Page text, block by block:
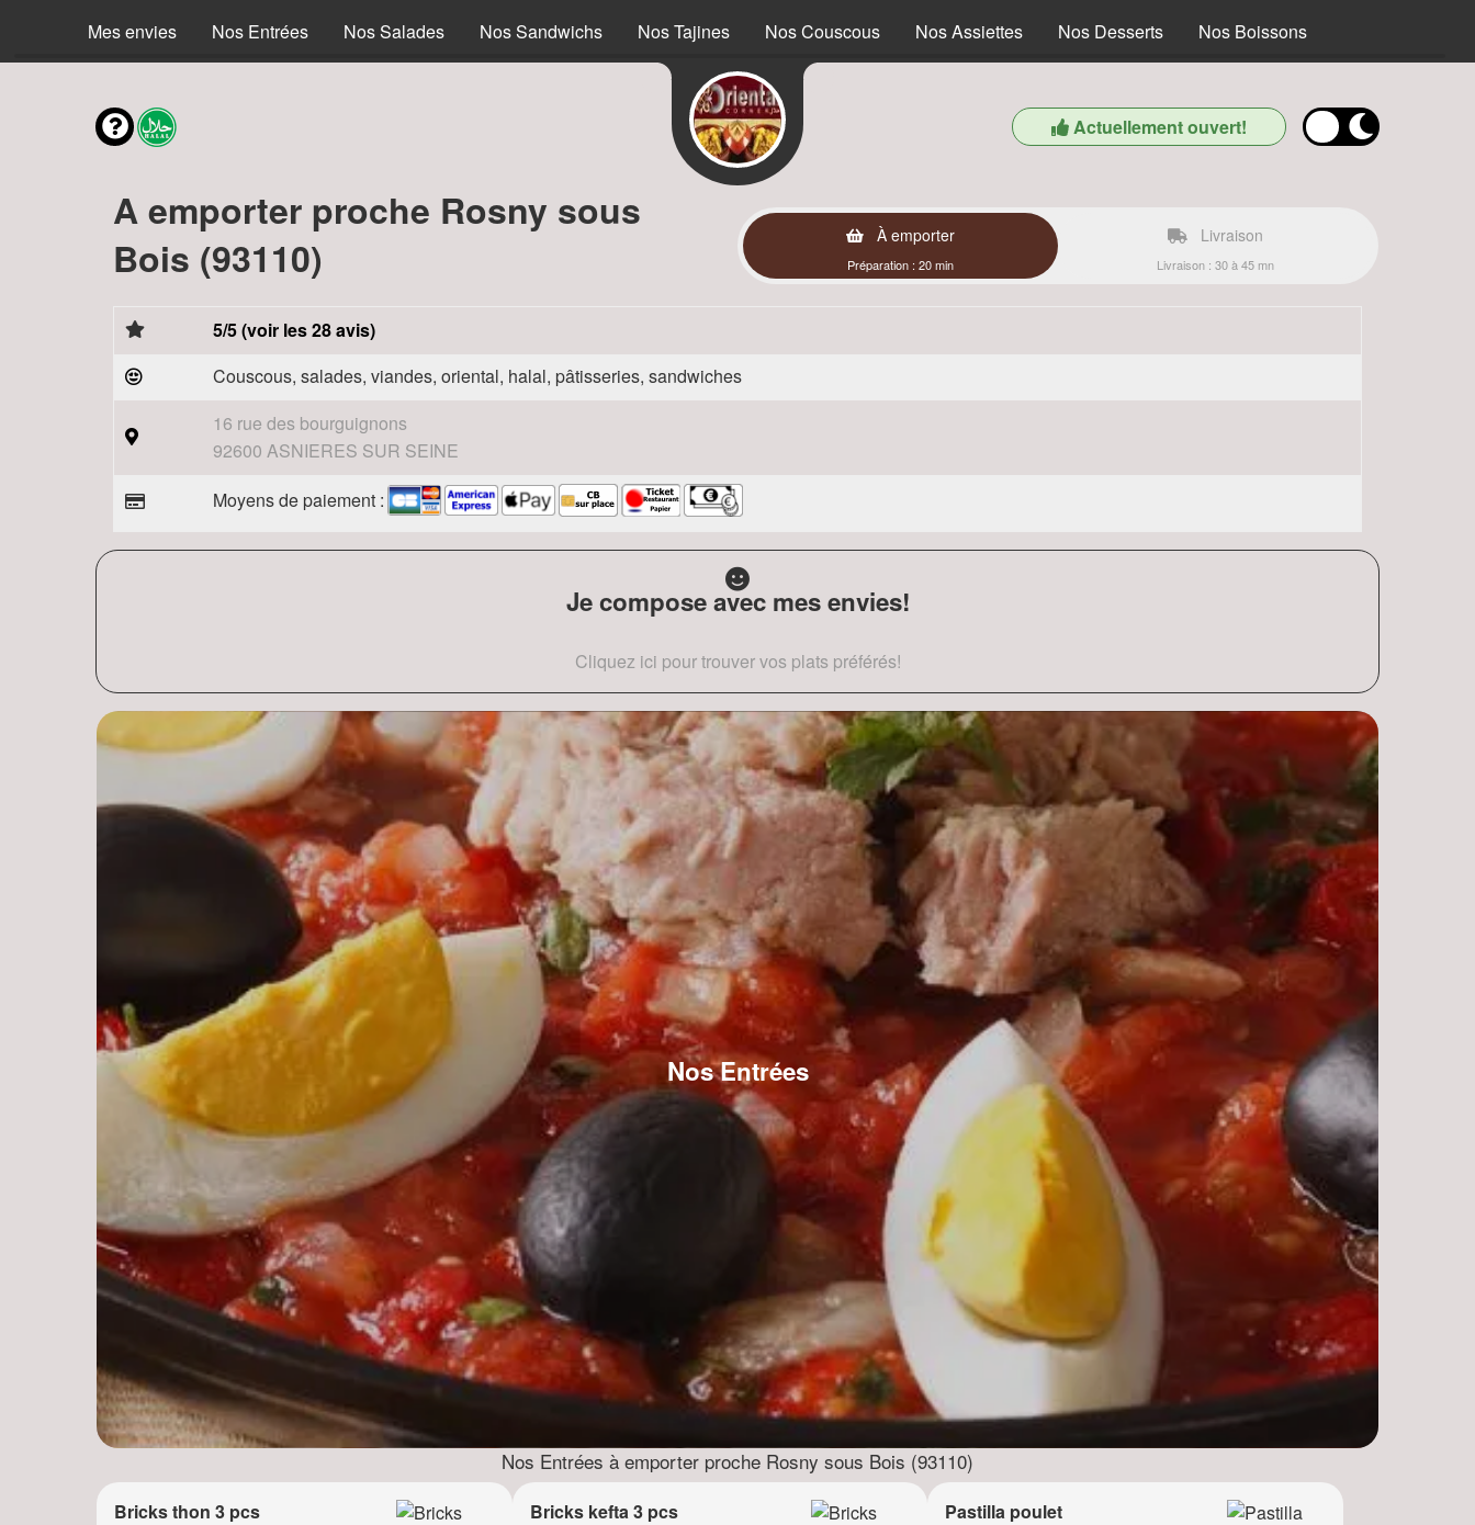
Mes envies Nos Entrées Nos Salades Nos Sandwichs Nos Tajines Nos Couscous Nos Assiettes Nos Desserts Nos Boissons
Actuellement ouvert!
A emporter proche Rosny sous
Bois (93110)
À emporter
Préparation : 20 min
Livraison
Livraison : 30 à 45 mn
5/5 (voir les 28 avis)
Couscous, salades, viandes, oriental, halal, pâtisseries, sandwiches
16 rue des bourguignons
92600 ASNIERES SUR SEINE
Moyens de paiement :
Je compose avec mes envies!
Cliquez ici pour trouver vos plats préférés!
Nos Entrées
Nos Entrées à emporter proche Rosny sous Bois (93110)
Bricks thon 3 pcs Bricks kefta 3 pcs Pastilla poulet